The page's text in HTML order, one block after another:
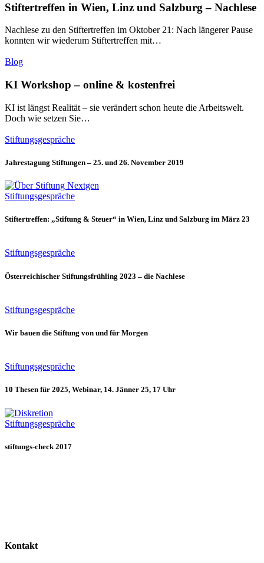
Stiftertreffen in Wien, Linz und Salzburg – Nachlese
Nachlese zu den Stiftertreffen im Oktober 21: Nach längerer Pause
konnten wir wiederum Stiftertreffen mit…
Blog
KI Workshop – online & kostenfrei
KI ist längst Realität – sie verändert schon heute die Arbeitswelt.
Doch wie setzen Sie…
Stiftungsgespräche
Jahrestagung Stiftungen – 25. und 26. November 2019
Stiftungsgespräche
Stiftertreffen: „Stiftung & Steuer“ in Wien, Linz und Salzburg im März 23
Stiftungsgespräche
Österreichischer Stiftungsfrühling 2023 – die Nachlese
Stiftungsgespräche
Wir bauen die Stiftung von und für Morgen
Stiftungsgespräche
10 Thesen für 2025, Webinar, 14. Jänner 25, 17 Uhr
Stiftungsgespräche
stiftungs-check 2017
Kontakt